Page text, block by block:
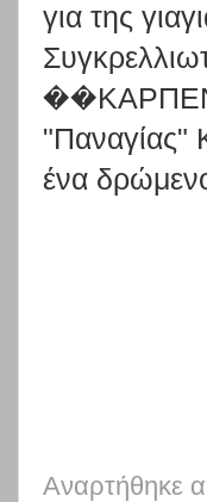
για της
"Παναγίας"
ένα
Αναρτήθηκε